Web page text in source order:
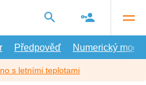
Předpověď Numerický model
s letními teplotami